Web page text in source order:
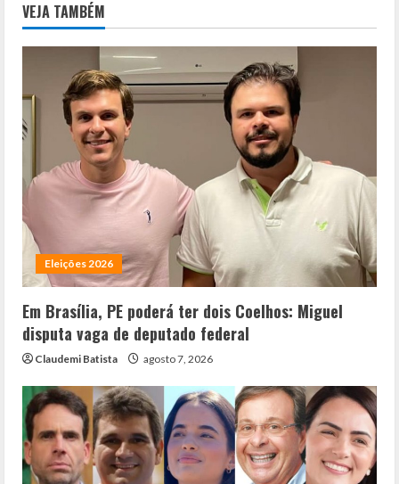
VEJA TAMBÉM
Eleições 2026
Em Brasília, PE poderá ter dois Coelhos: Miguel
disputa vaga de deputado federal
Claudemi Batista agosto 7, 2026